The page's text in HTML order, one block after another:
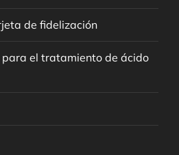
de fidelización
para el tratamiento de ácido